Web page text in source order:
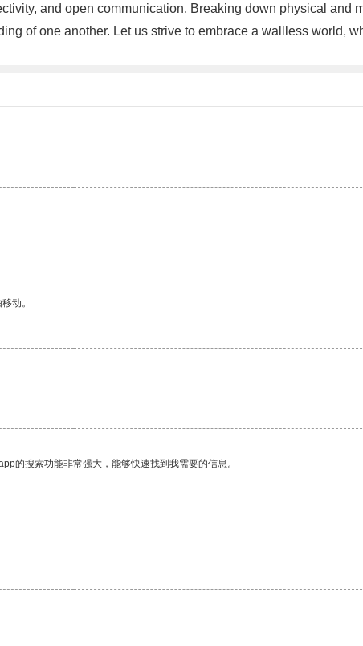
and open communication. Breaking down physical and
of one another. Let us strive to embrace a wallless world,
动。
的搜索功能非常强大，能够快速找到我需要的信息。